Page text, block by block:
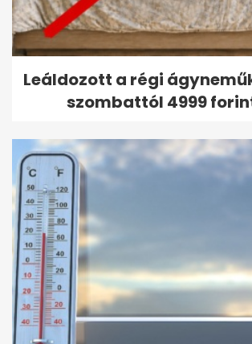
Leáldozott a régi
szombattól 4999